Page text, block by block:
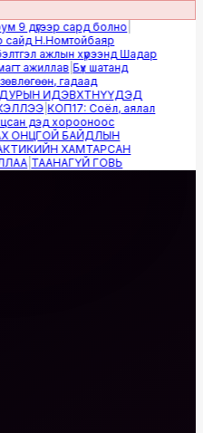
9 дүгээр сард болно|
Н.Номтойбаяр
ажлын хүрээнд Шадар
ажиллав|Бүх шатанд
гадаад
ИДЭВХТНҮҮДЭД
|КОП17: Соёл, аялал
дэд хорооноос
ОНЦГОЙ БАЙДЛЫН
ХАМТАРСАН
|ТААНАГҮЙ ГОВЬ